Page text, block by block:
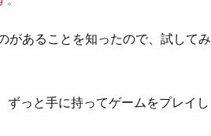
があることを知ったので、試してみ
っと手に持ってゲームをプレイし